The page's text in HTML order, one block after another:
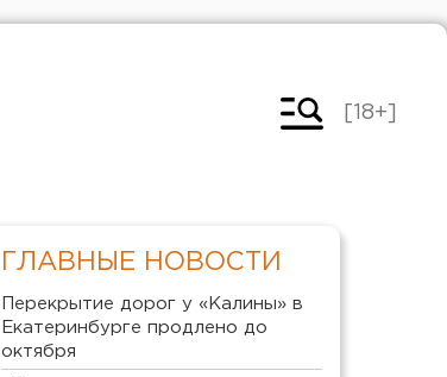
[18+]
ГЛАВНЫЕ НОВОСТИ
Перекрытие дорог у «Калины» в
Екатеринбурге продлено до
октября